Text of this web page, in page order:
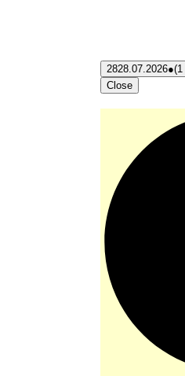
2828.07.2026●(1
Close